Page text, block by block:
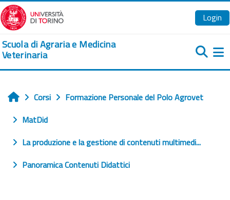
Vai al contenuto principale
Login
Scuola di Agraria e Medicina
Veterinaria
Home
Corsi
Formazione Personale del Polo Agrovet
MatDid
La produzione e la gestione di contenuti multimedi...
Panoramica Contenuti Didattici